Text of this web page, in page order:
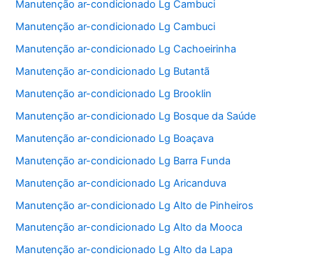
Manutenção ar-condicionado Lg Cambuci
Manutenção ar-condicionado Lg Cambuci
Manutenção ar-condicionado Lg Cachoeirinha
Manutenção ar-condicionado Lg Butantã
Manutenção ar-condicionado Lg Brooklin
Manutenção ar-condicionado Lg Bosque da Saúde
Manutenção ar-condicionado Lg Boaçava
Manutenção ar-condicionado Lg Barra Funda
Manutenção ar-condicionado Lg Aricanduva
Manutenção ar-condicionado Lg Alto de Pinheiros
Manutenção ar-condicionado Lg Alto da Mooca
Manutenção ar-condicionado Lg Alto da Lapa